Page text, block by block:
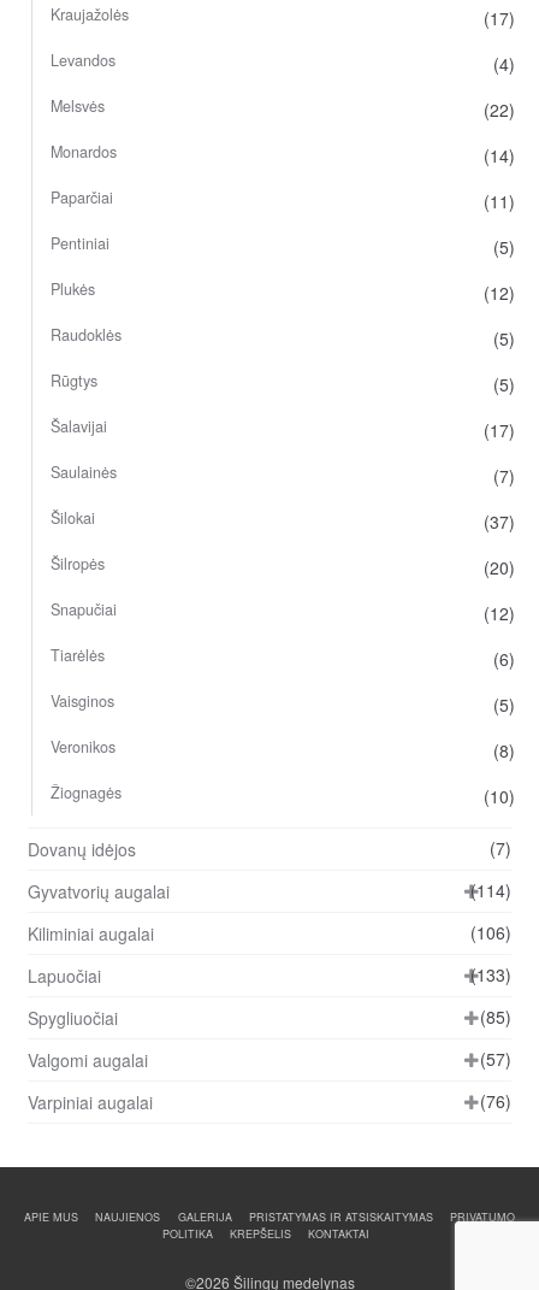
Kraujažolės (17)
Levandos (4)
Melsvės (22)
Monardos (14)
Paparčiai (11)
Pentiniai (5)
Plukės (12)
Raudoklės (5)
Rūgtys (5)
Šalavijai (17)
Saulainės (7)
Šilokai (37)
Šilropės (20)
Snapučiai (12)
Tiarėlės (6)
Vaisginos (5)
Veronikos (8)
Žiognagės (10)
Dovanų idėjos
(7)
Gyvatvorių augalai
(114)
Kiliminiai augalai
(106)
Lapuočiai
(133)
Spygliuočiai
(85)
Valgomi augalai
(57)
Varpiniai augalai
(76)
APIE MUS NAUJIENOS GALERIJA PRISTATYMAS IR ATSISKAITYMAS
PRIVATUMO
POLITIKA
KREPŠELIS KONTAKTAI
©2026 Šilingų medelynas